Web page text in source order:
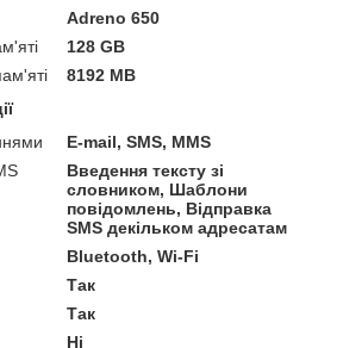
Adreno 650
128 GB
8192 MB
E-mail, SMS, MMS
Введення тексту зі
словником, Шаблони
повідомлень, Відправка
SMS декільком адресатам
Bluetooth, Wi-Fi
Так
Так
Ні